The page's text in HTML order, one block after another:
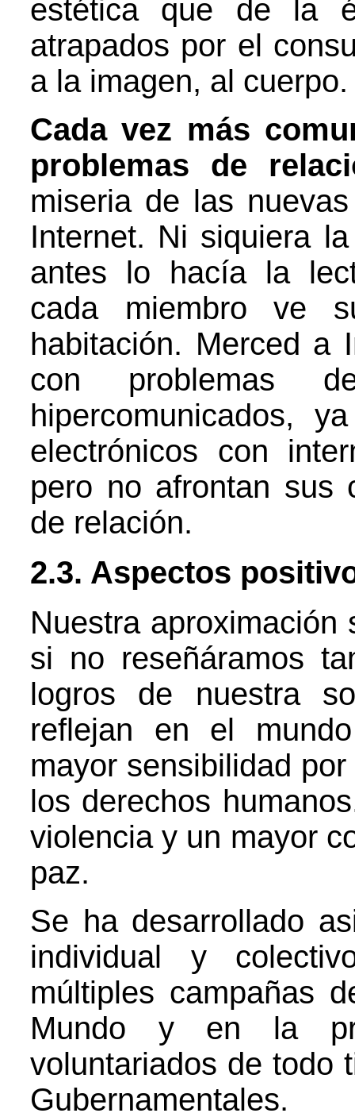
estética que de la
atrapados por el
a la imagen, al cuerpo.
Cada vez más
problemas de
miseria de las
Internet. Ni siquiera
antes lo hacía la
cada miembro ve
habitación. Merced a
con problemas
hipercomunicados,
electrónicos con
pero no afrontan sus
de relación.
2.3. Aspectos
Nuestra aproximación
si no reseñáramos
logros de nuestra
reflejan en el
mayor sensibilidad
los derechos
violencia y un mayor
paz.
Se ha desarrollado
individual y
múltiples campañas
Mundo y en la
voluntariados de todo
Gubernamentales.